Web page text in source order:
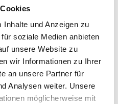
und Anzeigen zu
soziale Medien anbieten
unsere Website zu
wir Informationen zu Ihrer
an unsere Partner für
Analysen weiter. Unsere
möglicherweise mit